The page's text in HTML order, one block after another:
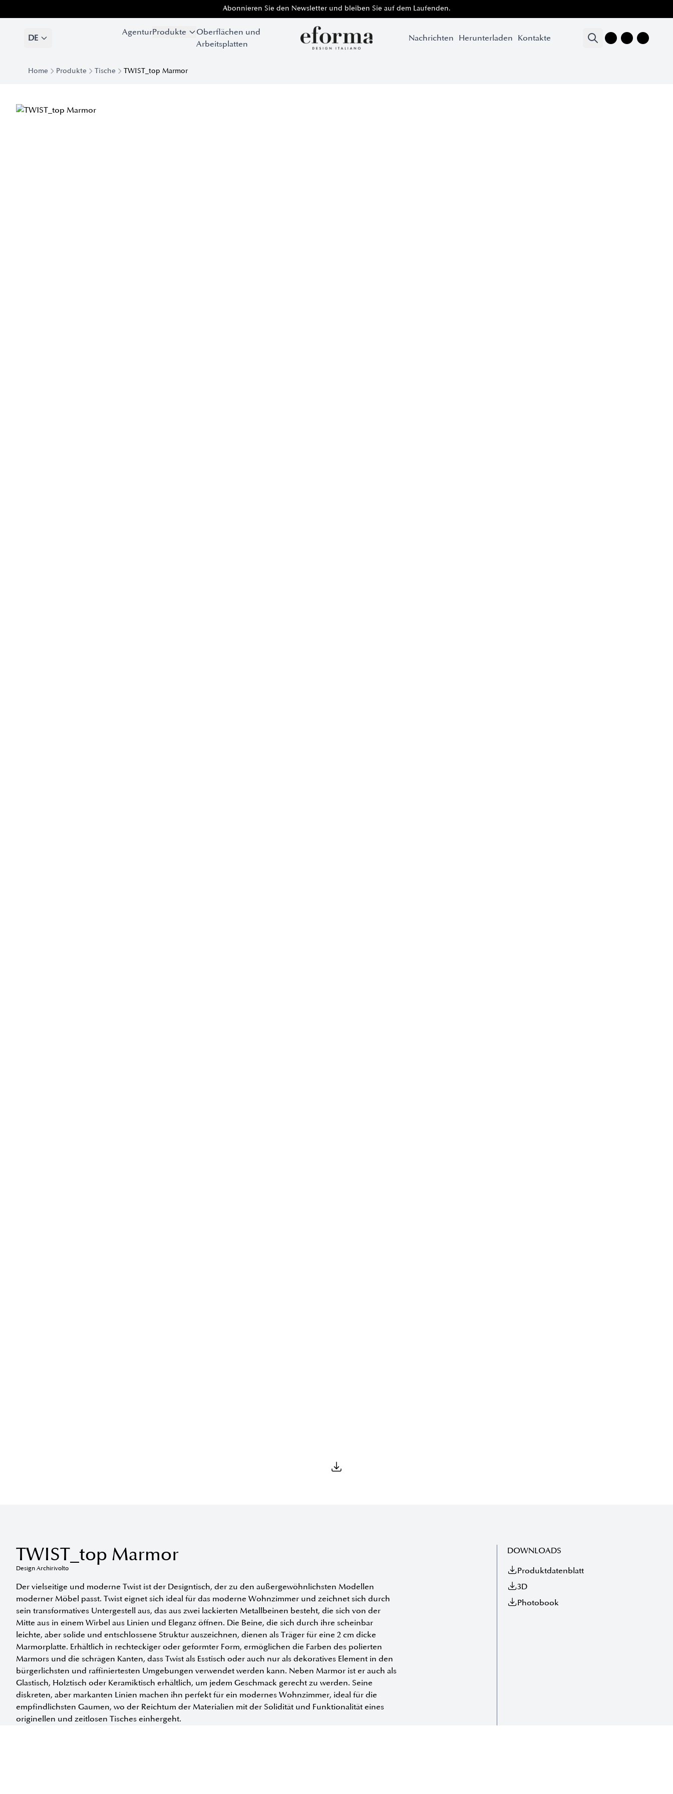
Abonnieren Sie den Newsletter und bleiben Sie auf dem Laufenden.
DE
AgenturProdukte
Oberflächen und
Arbeitsplatten
Nachrichten Herunterladen Kontakte
Home Produkte Tische TWIST_top Marmor
TWIST_top Marmor
Design Archirivolto
Der vielseitige und moderne Twist ist der Designtisch, der zu den außergewöhnlichsten Modellen
moderner Möbel passt. Twist eignet sich ideal für das moderne Wohnzimmer und zeichnet sich durch
sein transformatives Untergestell aus, das aus zwei lackierten Metallbeinen besteht, die sich von der
Mitte aus in einem Wirbel aus Linien und Eleganz öffnen. Die Beine, die sich durch ihre scheinbar
leichte, aber solide und entschlossene Struktur auszeichnen, dienen als Träger für eine 2 cm dicke
Marmorplatte. Erhältlich in rechteckiger oder geformter Form, ermöglichen die Farben des polierten
Marmors und die schrägen Kanten, dass Twist als Esstisch oder auch nur als dekoratives Element in den
bürgerlichsten und raffiniertesten Umgebungen verwendet werden kann. Neben Marmor ist er auch als
Glastisch, Holztisch oder Keramiktisch erhältlich, um jedem Geschmack gerecht zu werden. Seine
diskreten, aber markanten Linien machen ihn perfekt für ein modernes Wohnzimmer, ideal für die
empfindlichsten Gaumen, wo der Reichtum der Materialien mit der Solidität und Funktionalität eines
originellen und zeitlosen Tisches einhergeht.
DOWNLOADS
Produktdatenblatt
3D
Photobook